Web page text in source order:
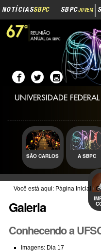
para
o
conteúdo.
navegação
NOTÍCIASSBPC SBPCJOVEM
SBPCINOVAÇÃO
UNIVERSIDADE
SÃO CARLOS A SBPC
Você está aqui: Página Inicial /
Galeria
Conhecendo a
Imagens: Dia 17